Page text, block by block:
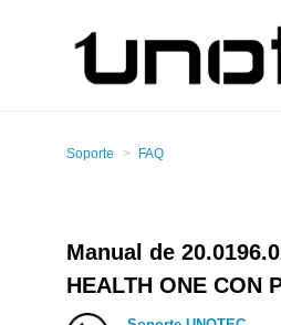
Soporte FAQ
Manual de
HEALTH ONE CON